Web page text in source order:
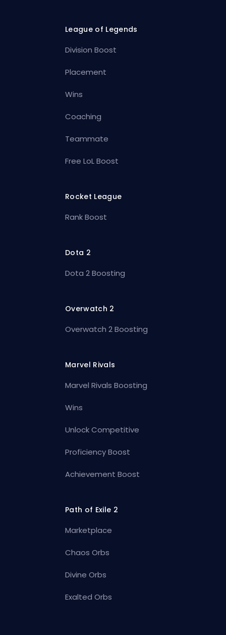
League of Legends
Division Boost
Placement
Wins
Coaching
Teammate
Free LoL Boost
Rocket League
Rank Boost
Dota 2
Dota 2 Boosting
Overwatch 2
Overwatch 2 Boosting
Marvel Rivals
Marvel Rivals Boosting
Wins
Unlock Competitive
Proficiency Boost
Achievement Boost
Path of Exile 2
Marketplace
Chaos Orbs
Divine Orbs
Exalted Orbs